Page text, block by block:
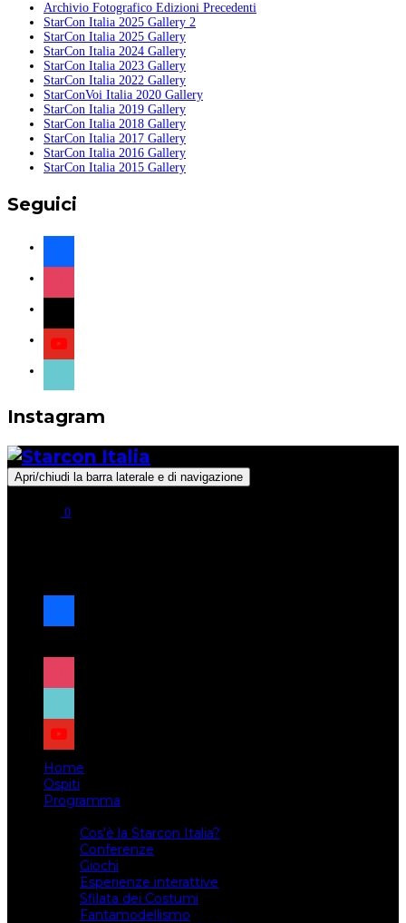
Archivio Fotografico Edizioni Precedenti
StarCon Italia 2025 Gallery 2
StarCon Italia 2025 Gallery
StarCon Italia 2024 Gallery
StarCon Italia 2023 Gallery
StarCon Italia 2022 Gallery
StarConVoi Italia 2020 Gallery
StarCon Italia 2019 Gallery
StarCon Italia 2018 Gallery
StarCon Italia 2017 Gallery
StarCon Italia 2016 Gallery
StarCon Italia 2015 Gallery
Seguici
facebook
instagram
x
youtube
tiktok
Instagram
Apri/chiudi la barra laterale e di navigazione
0
facebook
x
instagram
tiktok
youtube
Home
Ospiti
Programma
Cos’è la Starcon Italia?
Conferenze
Giochi
Esperienze interattive
Sfilata dei Costumi
Fantamodellismo